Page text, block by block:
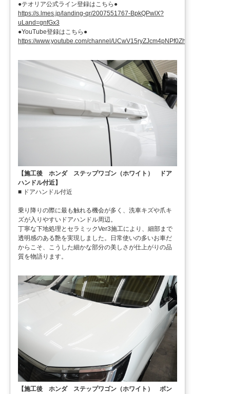
●テオリア公式ライン登録はこちら●
https://s.lmes.jp/landing-qr/2007551767-BpkQPwlX?
uLand=gnfGx3
●YouTube登録はこちら●
https://www.youtube.com/channel/UCwV15ryZJcm4pNPf0ZhXu9g
【施工後 ホンダ ステップワゴン（ホワイト） ドア
ハンドル付近】
■ ドアハンドル付近
乗り降りの際に最も触れる機会が多く、洗車キズや爪キ
ズが入りやすいドアハンドル周辺。
丁寧な下地処理とセラミックVer3施工により、細部まで
透明感のある艶を実現しました。日常使いの多いお車だ
からこそ、こうした細かな部分の美しさが仕上がりの品
質を物語ります。
【施工後 ホンダ ステップワゴン（ホワイト） ボン